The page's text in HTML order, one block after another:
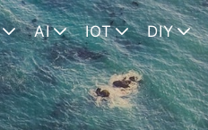
AI IOT DIY